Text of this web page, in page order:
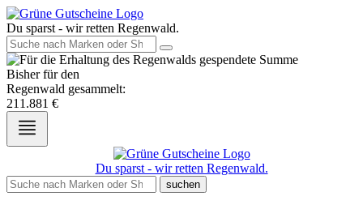
Du sparst - wir retten Regenwald.
Bisher für den
Regenwald gesammelt:
211.881 €
Du sparst - wir retten Regenwald.
suchen